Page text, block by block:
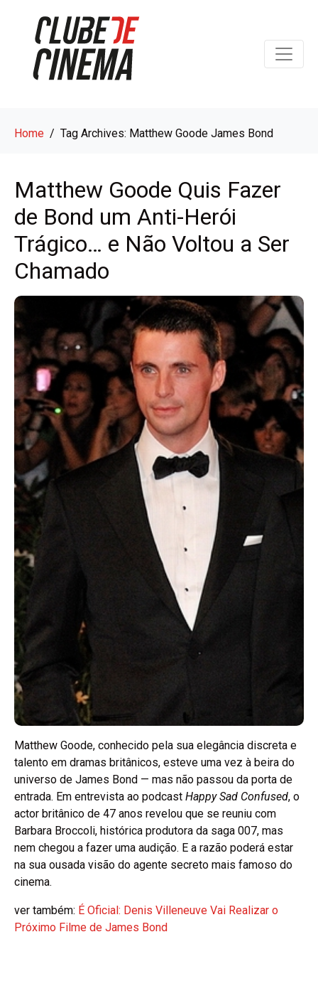
Home Tag Archives: Matthew Goode James Bond
Matthew Goode Quis Fazer
de Bond um Anti-Herói
Trágico… e Não Voltou a Ser
Chamado
Matthew Goode, conhecido pela sua elegância discreta e
talento em dramas britânicos, esteve uma vez à beira do
universo de James Bond — mas não passou da porta de
entrada. Em entrevista ao podcast Happy Sad Confused, o
actor britânico de 47 anos revelou que se reuniu com
Barbara Broccoli, histórica produtora da saga 007, mas
nem chegou a fazer uma audição. E a razão poderá estar
na sua ousada visão do agente secreto mais famoso do
cinema.
ver também: É Oficial: Denis Villeneuve Vai Realizar o
Próximo Filme de James Bond